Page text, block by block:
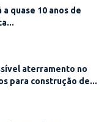
a quase 10 anos de
aterramento no
para construção de...